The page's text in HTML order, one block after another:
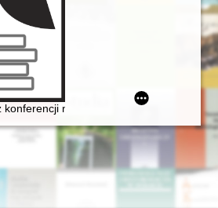
Ars et educatio
konferencji naukowej "Twórczość